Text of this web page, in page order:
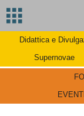
Didattica e
Supernovae